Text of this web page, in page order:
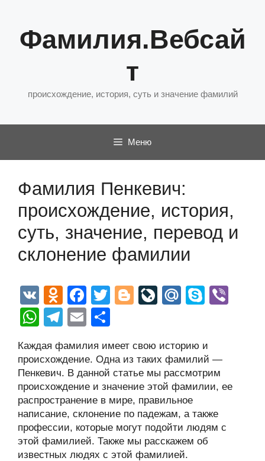
содержимому
Фамилия.Вебсай
т
происхождение, история, суть и значение фамилий
Меню
Фамилия Пенкевич:
происхождение, история,
суть, значение, перевод и
склонение фамилии
V
K
O
d
n
o
kl
a
ss
ni
ki
F
a
c
e
b
o
o
k
T
er
Bl
g
er
Li
J
o
ur
n
al
M
u
S
e
W
at
s
A
p
p
T
e
gr
a
m
E
ail р
а
в
и
ть
Каждая фамилия имеет свою историю и
происхождение. Одна из таких фамилий —
Пенкевич. В данной статье мы рассмотрим
происхождение и значение этой фамилии, ее
распространение в мире, правильное
написание, склонение по падежам, а также
профессии, которые могут подойти людям с
этой фамилией. Также мы расскажем об
известных людях с этой фамилией.